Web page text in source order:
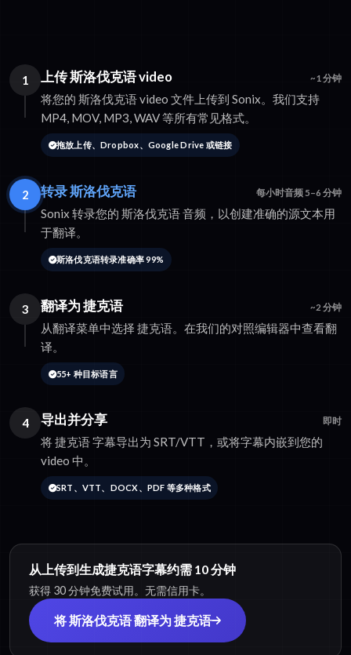
1 上传 斯洛伐克语 video ~1 分钟
将您的 斯洛伐克语 video 文件上传到 Sonix。我们支持
MP4, MOV, MP3, WAV 等所有常见格式。
拖放上传、Dropbox、Google Drive 或链接
2 转录 斯洛伐克语 每小时音频 5–6 分钟
Sonix 转录您的 斯洛伐克语 音频，以创建准确的源文本用
于翻译。
斯洛伐克语转录准确率 99%
3 翻译为 捷克语 ~2 分钟
从翻译菜单中选择 捷克语。在我们的对照编辑器中查看翻
译。
55+ 种目标语言
4 导出并分享 即时
将 捷克语 字幕导出为 SRT/VTT，或将字幕内嵌到您的
video 中。
SRT、VTT、DOCX、PDF 等多种格式
从上传到生成捷克语字幕约需 10 分钟
获得 30 分钟免费试用。无需信用卡。
将 斯洛伐克语 翻译为 捷克语